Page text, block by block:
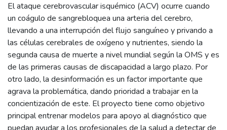
El ataque cerebrovascular isquémico (ACV) ocurre cuando
un coágulo de sangrebloquea una arteria del cerebro,
llevando a una interrupción del flujo sanguíneo y privando a
las células cerebrales de oxígeno y nutrientes, siendo la
segunda causa de muerte a nivel mundial según la OMS y es
de las primeras causas de discapacidad a largo plazo. Por
otro lado, la desinformación es un factor importante que
agrava la problemática, dando prioridad a trabajar en la
concientización de este. El proyecto tiene como objetivo
principal entrenar modelos para apoyo al diagnóstico que